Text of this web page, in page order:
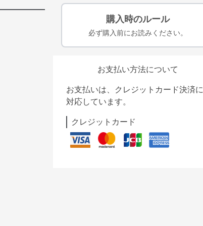
購入時のルール
必ず購入前にお読みください。
お支払い方法について
お支払いは、クレジットカード決済に
対応しています。
クレジットカード